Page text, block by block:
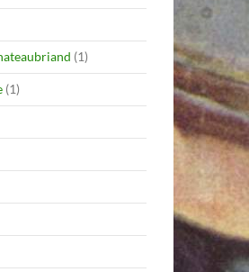
(1)
(1)